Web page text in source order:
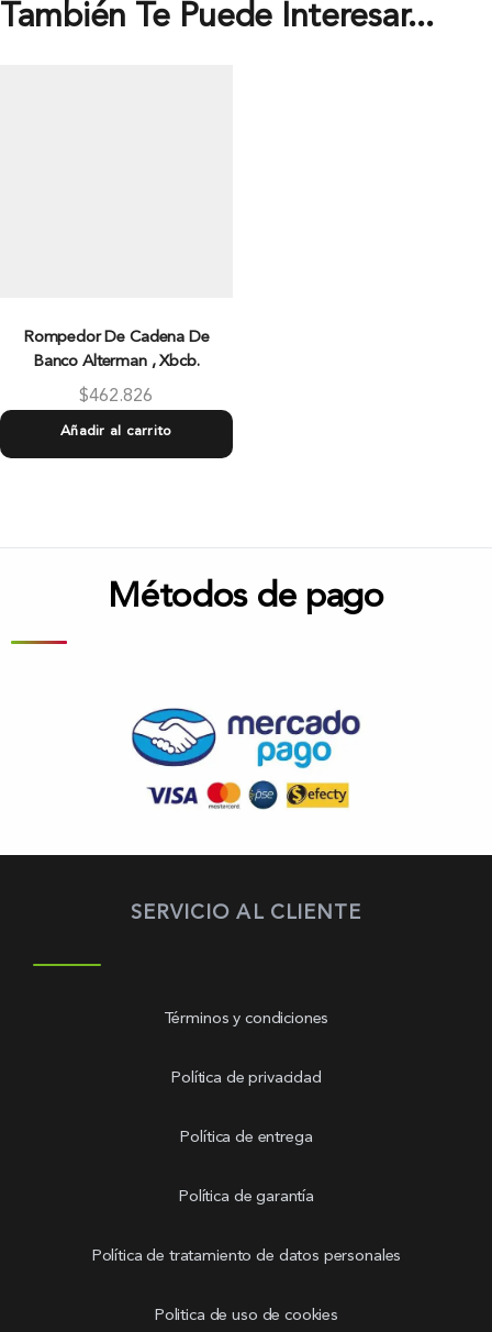
También Te Puede Interesar...
Rompedor De Cadena De
Banco Alterman , Xbcb.
$462.826
Añadir al carrito
Métodos de pago
SERVICIO AL CLIENTE
Términos y condiciones
Política de privacidad
Política de entrega
Política de garantía
Política de tratamiento de datos personales
Politica de uso de cookies